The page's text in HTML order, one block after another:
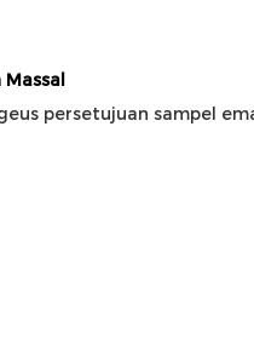
Massal
persetujuan sampel